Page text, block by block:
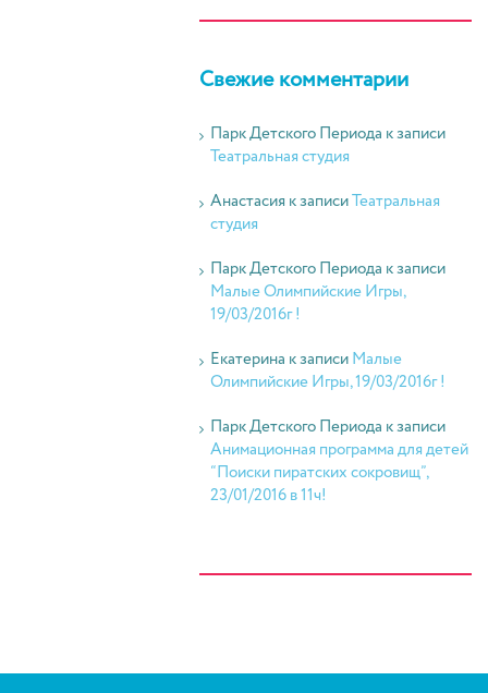
Свежие комментарии
Парк Детского Периода к записи
Театральная студия
Анастасияк записиТеатральная
студия
Парк Детского Периода к записи
Малые Олимпийские Игры,
19/03/2016г !
Екатерина к записиМалые
Олимпийские Игры, 19/03/2016г !
Парк Детского Периода к записи
Анимационная программа для детей
“Поиски пиратских сокровищ”,
23/01/2016 в 11ч!